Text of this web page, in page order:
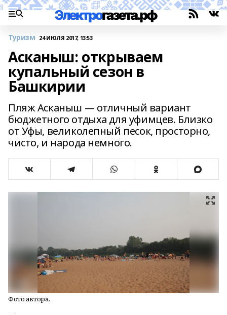
Туризм 24 ИЮЛЯ 2017, 13:53
Асканыш: открываем
купальный сезон в
Башкирии
Пляж Асканыш — отличный вариант
бюджетного отдыха для уфимцев. Близко
от Уфы, великолепный песок, просторно,
чисто, и народа немного.
Фото автора.